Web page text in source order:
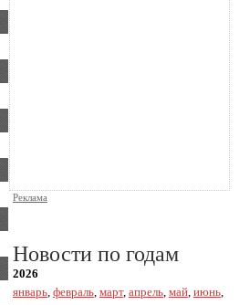
Реклама
Новости по годам
2026
январь, февраль, март, апрель, май, июнь,